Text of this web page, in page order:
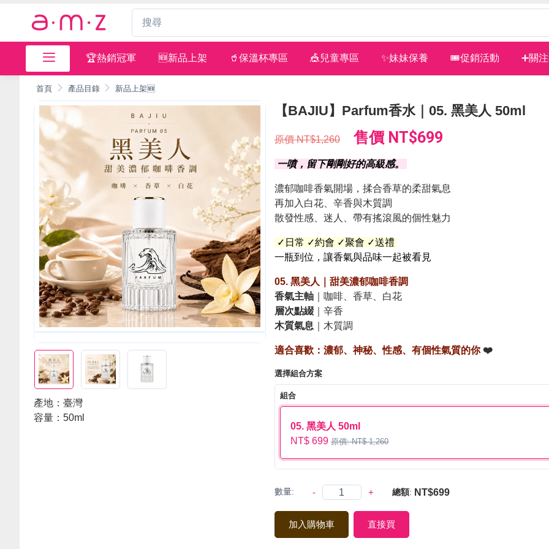
🏆熱銷冠軍 🆕新品上架 🥤保溫杯專區 🎪兒童專區 ✨妹妹保養 🎟促銷活動 ➕關
首頁 產品目錄 新品上架🆕
產地：臺灣
容量：50ml
【BAJIU】Parfum香水｜05. 黑美人 50ml
原價NT$1,260 售價 NT$699
一噴，留下剛剛好的高級感。
濃郁咖啡香氣開場，揉合香草的柔甜氣息
再加入白花、辛香與木質調
散發性感、迷人、帶有搖滾風的個性魅力
✓日常 ✓約會 ✓聚會 ✓送禮
一瓶到位，讓香氣與品味一起被看見
05. 黑美人｜甜美濃郁咖啡香調
香氣主軸｜咖啡、香草、白花
層次點綴｜辛香
木質氣息 ｜木質調
適合喜歡：濃郁、神秘、性感、有個性氣質的你❤️
選擇組合方案
組合
05. 黑美人 50ml
NT$ 699 原價: NT$ 1,260
數量: - + 總額: NT$699
加入購物車 直接買